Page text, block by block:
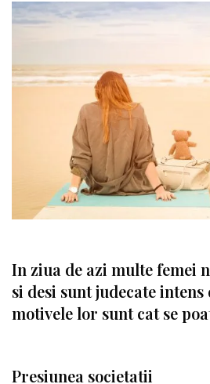
In ziua de azi multe femei
si desi sunt judecate
motivele lor sunt cat se
Presiunea societatii